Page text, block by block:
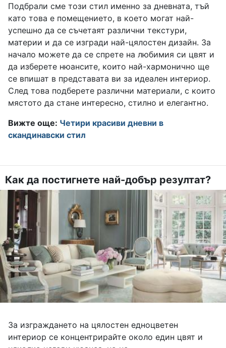
Подбрали сме този стил именно за дневната, тъй
като това е помещението, в което могат най-
успешно да се съчетаят различни текстури,
материи и да се изгради най-цялостен дизайн. За
начало можете да се спрете на любимия си цвят и
да изберете нюансите, които най-хармонично ще
се впишат в представата ви за идеален интериор.
След това подберете различни материали, с които
мястото да стане интересно, стилно и елегантно.
Вижте още: Четири красиви дневни в
скандинавски стил
Как да постигнете най-добър резултат?
За изграждането на цялостен едноцветен
интериор се концентрирайте около един цвят и